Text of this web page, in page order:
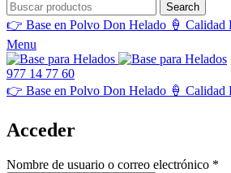
Search
👉 Base en Polvo Don Helado 🍦 Calidad
Menu
977 14 77 60
👉 Base en Polvo Don Helado 🍦 Calidad
Acceder
Nombre de usuario o correo electrónico *